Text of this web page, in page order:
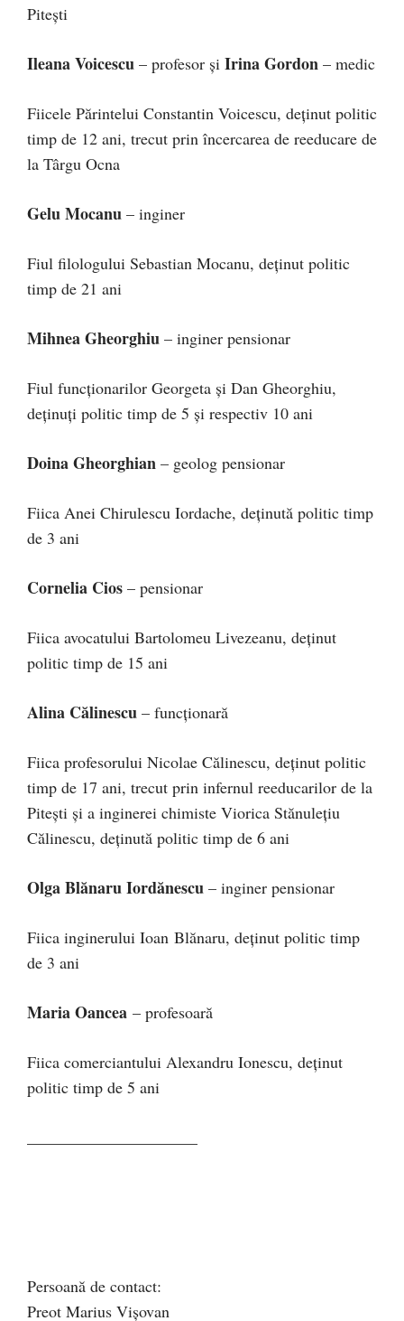
Piteşti
Ileana Voicescu – profesor şi Irina Gordon – medic
Fiicele Părintelui Constantin Voicescu, deţinut politic
timp de 12 ani, trecut prin încercarea de reeducare de
la Târgu Ocna
Gelu Mocanu – inginer
Fiul filologului Sebastian Mocanu, deţinut politic
timp de 21 ani
Mihnea Gheorghiu – inginer pensionar
Fiul funcţionarilor Georgeta şi Dan Gheorghiu,
deţinuţi politic timp de 5 şi respectiv 10 ani
Doina Gheorghian – geolog pensionar
Fiica Anei Chirulescu Iordache, deţinută politic timp
de 3 ani
Cornelia Cios – pensionar
Fiica avocatului Bartolomeu Livezeanu, deţinut
politic timp de 15 ani
Alina Călinescu – funcţionară
Fiica profesorului Nicolae Călinescu, deţinut politic
timp de 17 ani, trecut prin infernul reeducarilor de la
Piteşti şi a inginerei chimiste Viorica Stănuleţiu
Călinescu, deţinută politic timp de 6 ani
Olga Blănaru Iordănescu – inginer pensionar
Fiica inginerului Ioan Blănaru, deţinut politic timp
de 3 ani
Maria Oancea – profesoară
Fiica comerciantului Alexandru Ionescu, deţinut
politic timp de 5 ani
Persoană de contact:
Preot Marius Vişovan